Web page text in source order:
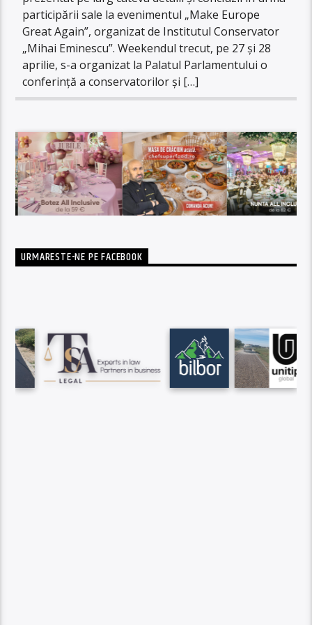
participării sale la evenimentul „Make Europe
Great Again”, organizat de Institutul Conservator
„Mihai Eminescu”. Weekendul trecut, pe 27 și 28
aprilie, s-a organizat la Palatul Parlamentului o
conferință a conservatorilor și […]
URMARESTE-NE PE FACEBOOK